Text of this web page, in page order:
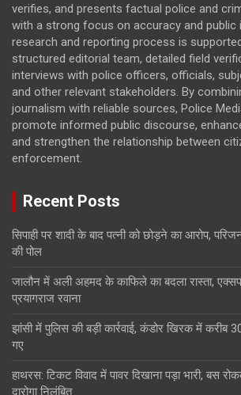
verifies, and presents factual police and
with a strong focus on accuracy and public
research and reporting process is
structured editorial team, detailed field
interviews with police officers, officials,
and other relevant stakeholders. By
journalism with reliable sources, Police
promote informed public discourse,
and strengthen the relationship between
enforcement.
Recent Posts
सिपाही पर शादी के बाद पत्नी को छोड़ने का आरोप,
की पोल
जालौन में अली अहमद के काफिले का बदला रास्ता,
प्रयागराज रवाना
झांसी में पुलिस की बड़ी कार्रवाई, कंडोर खिरक में करीब
गए
हाथरस: टिकट विवाद में पावर दिखाना पड़ा भारी, बस
दारोगा निलंबित